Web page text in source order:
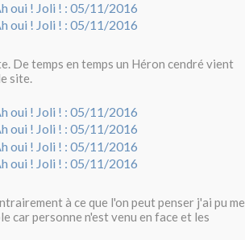
De temps en temps un Héron cendré vient
site.
à ce que l'on peut penser j'ai pu me
car personne n'est venu en face et les